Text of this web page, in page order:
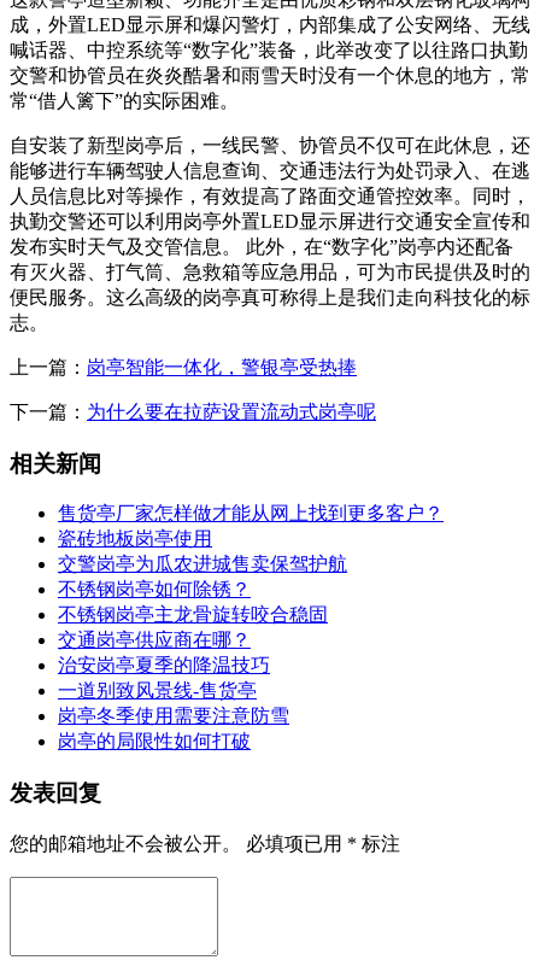
成，外置LED显示屏和爆闪警灯，内部集成了公安网络、无线
喊话器、中控系统等“数字化”装备，此举改变了以往路口执勤
交警和协管员在炎炎酷暑和雨雪天时没有一个休息的地方，常
常“借人篱下”的实际困难。
自安装了新型岗亭后，一线民警、协管员不仅可在此休息，还
能够进行车辆驾驶人信息查询、交通违法行为处罚录入、在逃
人员信息比对等操作，有效提高了路面交通管控效率。同时，
执勤交警还可以利用岗亭外置LED显示屏进行交通安全宣传和
发布实时天气及交管信息。 此外，在“数字化”岗亭内还配备
有灭火器、打气筒、急救箱等应急用品，可为市民提供及时的
便民服务。这么高级的岗亭真可称得上是我们走向科技化的标
志。
上一篇： 岗亭智能一体化，警银亭受热捧
下一篇： 为什么要在拉萨设置流动式岗亭呢
相关新闻
售货亭厂家怎样做才能从网上找到更多客户？
瓷砖地板岗亭使用
交警岗亭为瓜农进城售卖保驾护航
不锈钢岗亭如何除锈？
不锈钢岗亭主龙骨旋转咬合稳固
交通岗亭供应商在哪？
治安岗亭夏季的降温技巧
一道别致风景线-售货亭
岗亭冬季使用需要注意防雪
岗亭的局限性如何打破
发表回复
您的邮箱地址不会被公开。 必填项已用 * 标注